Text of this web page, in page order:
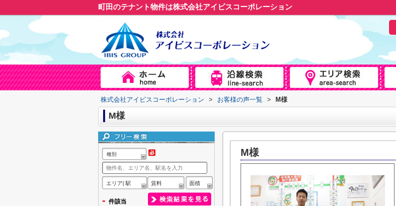
町田のテナント物件は株式会社アイビスコーポレーション
株式会社アイビスコーポレーション > お客様の声一覧 > M様
M様
M様
種別
エリア| 駅 賃料 面積
- 件該当